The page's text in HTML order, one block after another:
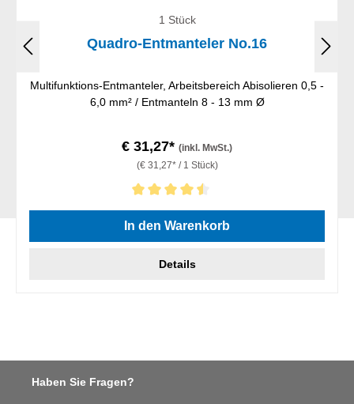
1 Stück
Quadro-Entmanteler No.16
Multifunktions-Entmanteler, Arbeitsbereich Abisolieren 0,5 -
6,0 mm² / Entmanteln 8 - 13 mm Ø
€ 31,27* (inkl. MwSt.)
(€ 31,27* / 1 Stück)
Durchschnittliche Bewertung von 4.5 von 5 Sternen
In den Warenkorb
Details
Haben Sie Fragen?